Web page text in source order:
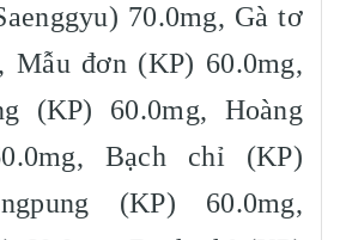
70.0mg, Gà tơ
Mẫu đơn (KP) 60.0mg,
(KP) 60.0mg, Hoàng
Bạch chỉ (KP)
(KP) 60.0mg,